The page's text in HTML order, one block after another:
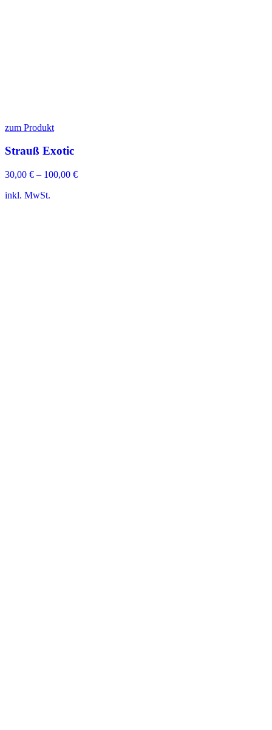
zum Produkt
Strauß Exotic
30,00 € – 100,00 €
inkl. MwSt.